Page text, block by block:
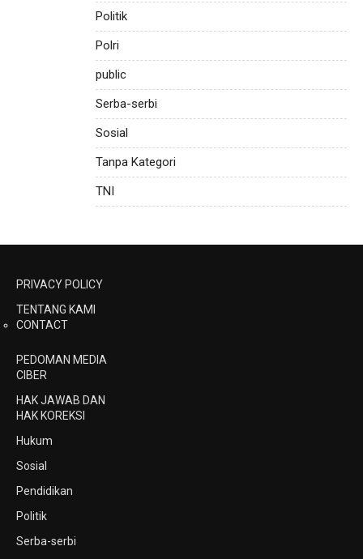
Politik
Polri
public
Serba-serbi
Sosial
Tanpa Kategori
TNI
PRIVACY POLICY
TENTANG KAMI
CONTACT
PEDOMAN MEDIA
CIBER
HAK JAWAB DAN
HAK KOREKSI
Hukum
Sosial
Pendidikan
Politik
Serba-serbi